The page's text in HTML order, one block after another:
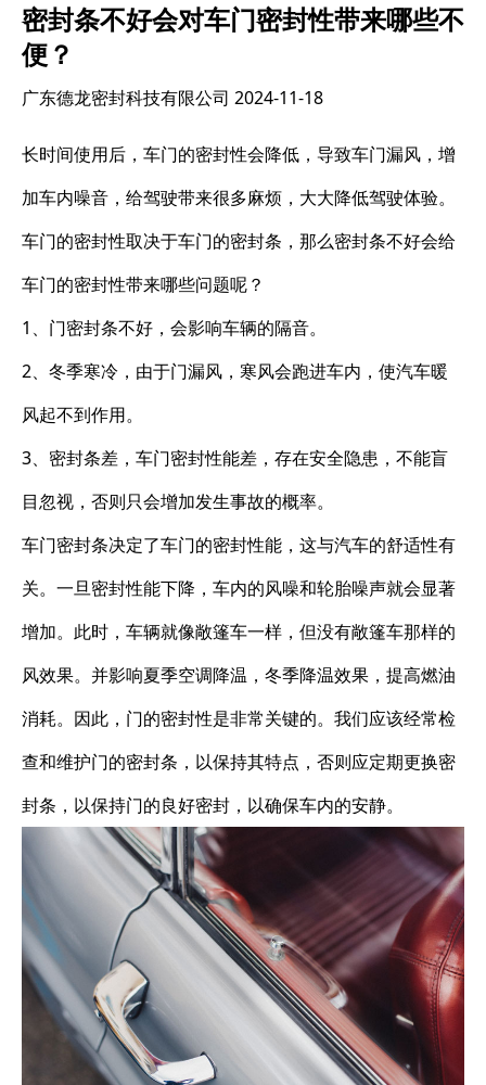
密封条不好会对车门密封性带来哪些不
便？
广东德龙密封科技有限公司 2024-11-18
长时间使用后，车门的密封性会降低，导致车门漏风，增
加车内噪音，给驾驶带来很多麻烦，大大降低驾驶体验。
车门的密封性取决于车门的密封条，那么密封条不好会给
车门的密封性带来哪些问题呢？
1、门密封条不好，会影响车辆的隔音。
2、冬季寒冷，由于门漏风，寒风会跑进车内，使汽车暖
风起不到作用。
3、密封条差，车门密封性能差，存在安全隐患，不能盲
目忽视，否则只会增加发生事故的概率。
车门密封条决定了车门的密封性能，这与汽车的舒适性有
关。一旦密封性能下降，车内的风噪和轮胎噪声就会显著
增加。此时，车辆就像敞篷车一样，但没有敞篷车那样的
风效果。并影响夏季空调降温，冬季降温效果，提高燃油
消耗。因此，门的密封性是非常关键的。我们应该经常检
查和维护门的密封条，以保持其特点，否则应定期更换密
封条，以保持门的良好密封，以确保车内的安静。